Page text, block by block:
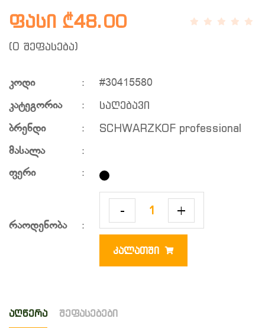
ფასი ₾48.00
(0 შეფასება)
კოდი :
#30415580
კატეგორია
:
საღებავი
ბრენდი
:
SCHWARZKOF professional
მასალა
:
ფერი
:
რაოდენობა :
- +
ᲙᲐᲚᲐᲗᲨᲘ
აღწერა შეფასებები